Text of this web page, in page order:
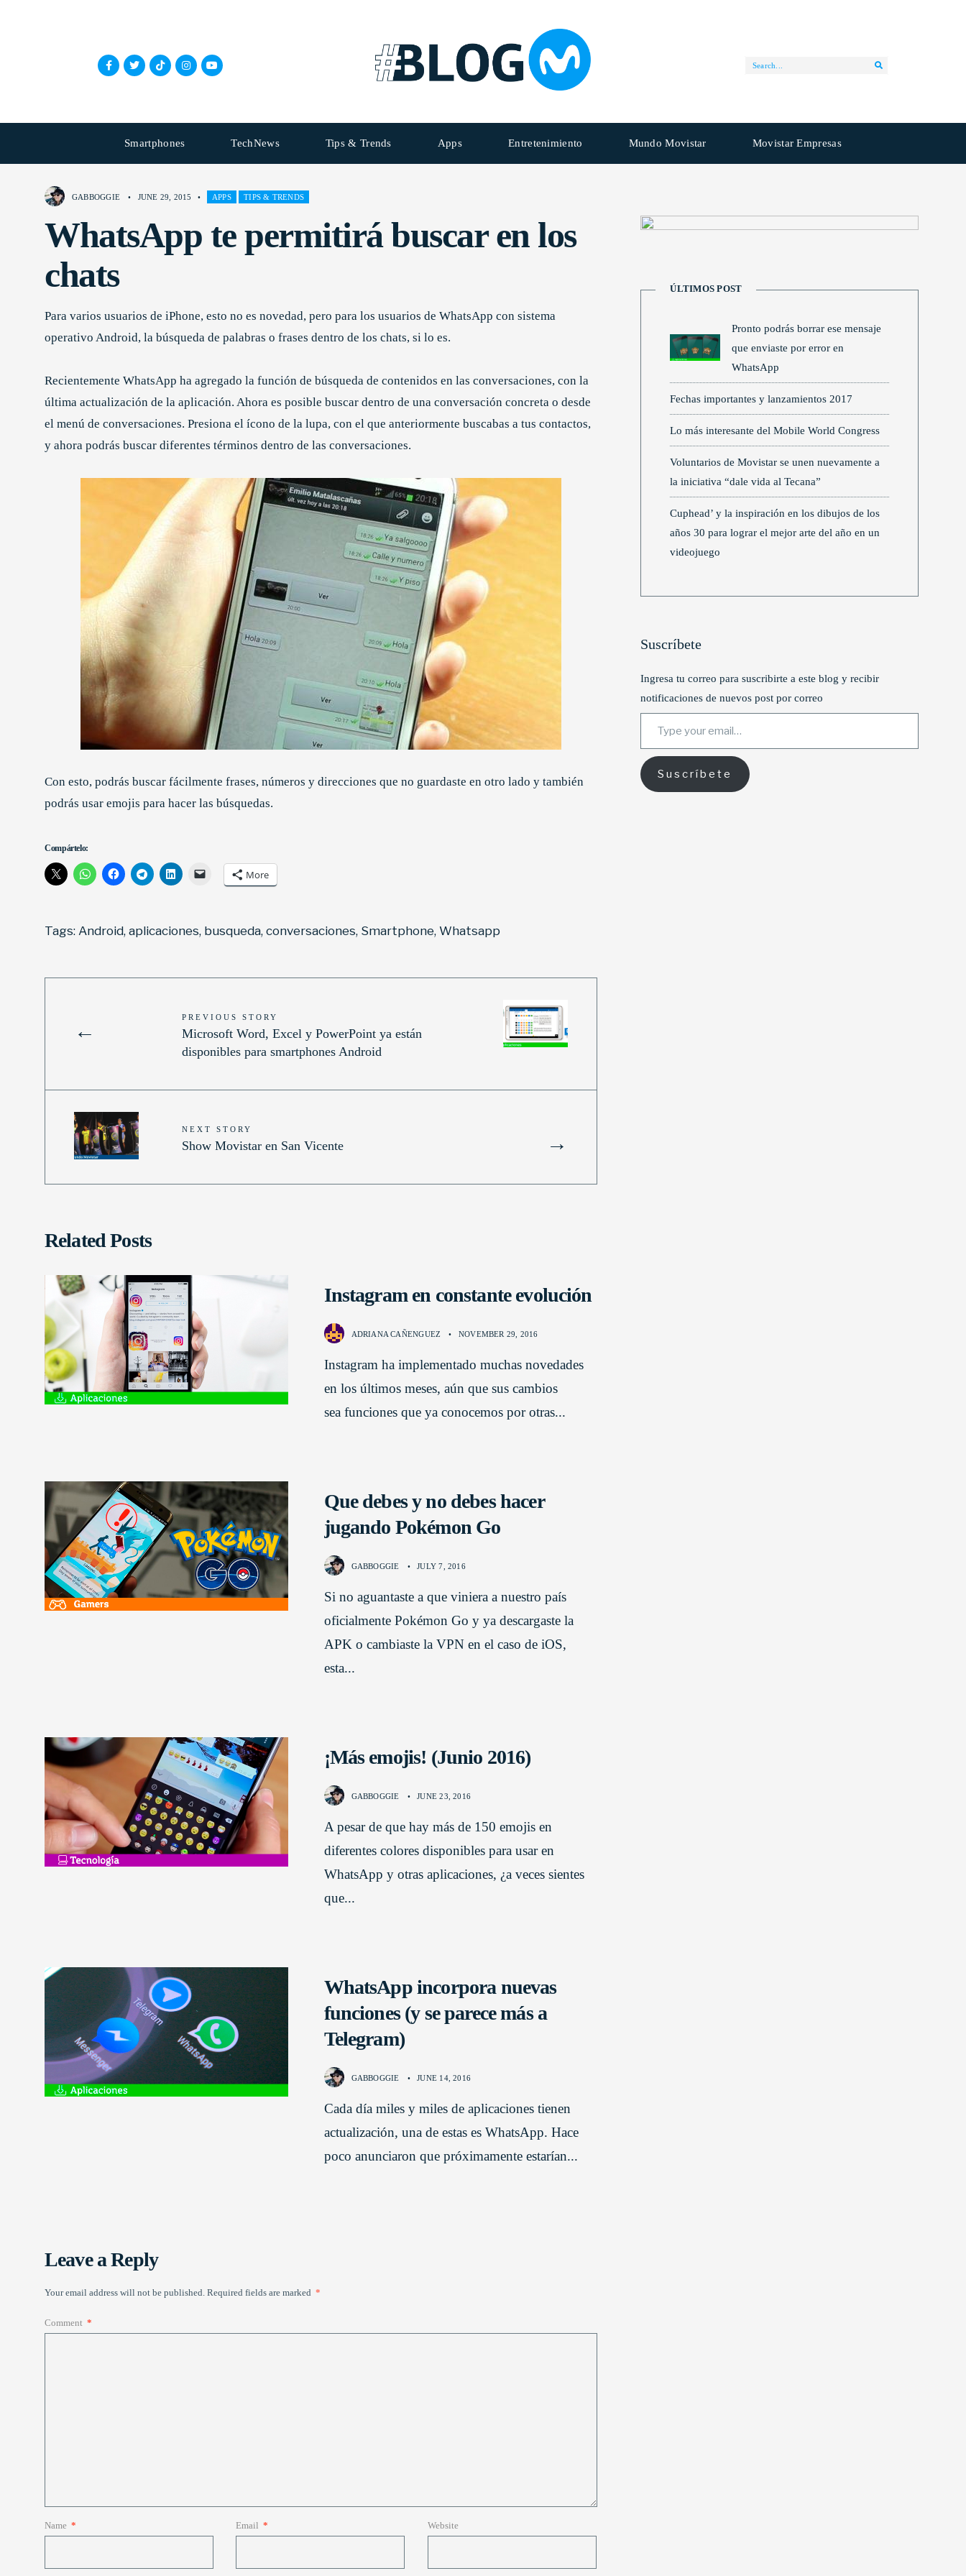
Smartphones TechNews Tips & Trends Apps Entretenimiento Mundo Movistar Movistar Empresas
GABBOGGIE • JUNE 29, 2015 • APPS TIPS & TRENDS
WhatsApp te permitirá buscar en los
chats
Para varios usuarios de iPhone, esto no es novedad, pero para los usuarios de WhatsApp con sistema
operativo Android, la búsqueda de palabras o frases dentro de los chats, si lo es.
Recientemente WhatsApp ha agregado la función de búsqueda de contenidos en las conversaciones, con la
última actualización de la aplicación. Ahora es posible buscar dentro de una conversación concreta o desde
el menú de conversaciones. Presiona el ícono de la lupa, con el que anteriormente buscabas a tus contactos,
y ahora podrás buscar diferentes términos dentro de las conversaciones.
Con esto, podrás buscar fácilmente frases, números y direcciones que no guardaste en otro lado y también
podrás usar emojis para hacer las búsquedas.
Compártelo:
More
Tags: Android, aplicaciones, busqueda, conversaciones, Smartphone, Whatsapp
←
PREVIOUS STORY
Microsoft Word, Excel y PowerPoint ya están
disponibles para smartphones Android
→
NEXT STORY
Show Movistar en San Vicente
Related Posts
Instagram en constante evolución
ADRIANA CAÑENGUEZ • NOVEMBER 29, 2016
Instagram ha implementado muchas novedades
en los últimos meses, aún que sus cambios
sea funciones que ya conocemos por otras...
Que debes y no debes hacer
jugando Pokémon Go
GABBOGGIE • JULY 7, 2016
Si no aguantaste a que viniera a nuestro país
oficialmente Pokémon Go y ya descargaste la
APK o cambiaste la VPN en el caso de iOS,
esta...
¡Más emojis! (Junio 2016)
GABBOGGIE • JUNE 23, 2016
A pesar de que hay más de 150 emojis en
diferentes colores disponibles para usar en
WhatsApp y otras aplicaciones, ¿a veces sientes
que...
WhatsApp incorpora nuevas
funciones (y se parece más a
Telegram)
GABBOGGIE • JUNE 14, 2016
Cada día miles y miles de aplicaciones tienen
actualización, una de estas es WhatsApp. Hace
poco anunciaron que próximamente estarían...
Leave a Reply
Your email address will not be published. Required fields are marked *
Comment *
Name * Email * Website
ÚLTIMOS POST
Pronto podrás borrar ese mensaje
que enviaste por error en
WhatsApp
Fechas importantes y lanzamientos 2017
Lo más interesante del Mobile World Congress
Voluntarios de Movistar se unen nuevamente a
la iniciativa “dale vida al Tecana”
Cuphead’ y la inspiración en los dibujos de los
años 30 para lograr el mejor arte del año en un
videojuego
Suscríbete
Ingresa tu correo para suscribirte a este blog y recibir
notificaciones de nuevos post por correo
Type your email…
Suscríbete